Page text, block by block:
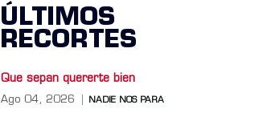
ÚLTIMOS
RECORTES
Que sepan quererte bien
Ago 04, 2026 NADIE NOS PARA